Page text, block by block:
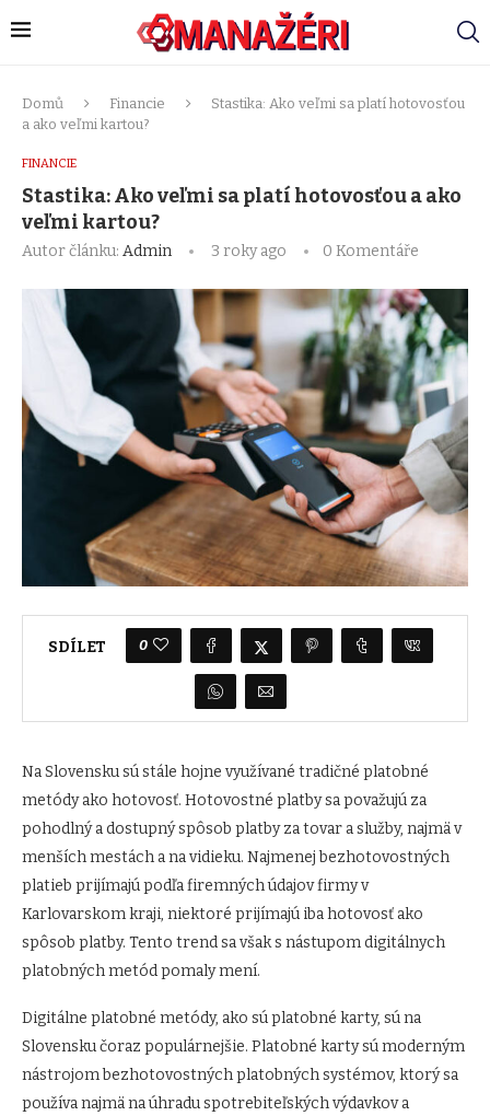
Domů Financie
Stastika: Ako veľmi sa platí hotovosťou
a ako veľmi kartou?
FINANCIE
Stastika: Ako veľmi sa platí hotovosťou a ako
veľmi kartou?
Autor článku: Admin 3 roky ago 0 Komentáře
SDÍLET 0
Na Slovensku sú stále hojne využívané tradičné platobné
metódy ako hotovosť. Hotovostné platby sa považujú za
pohodlný a dostupný spôsob platby za tovar a služby, najmä v
menších mestách a na vidieku. Najmenej bezhotovostných
platieb prijímajú podľa firemných údajov firmy v
Karlovarskom kraji, niektoré prijímajú iba hotovosť ako
spôsob platby. Tento trend sa však s nástupom digitálnych
platobných metód pomaly mení.
Digitálne platobné metódy, ako sú platobné karty, sú na
Slovensku čoraz populárnejšie. Platobné karty sú moderným
nástrojom bezhotovostných platobných systémov, ktorý sa
používa najmä na úhradu spotrebiteľských výdavkov a